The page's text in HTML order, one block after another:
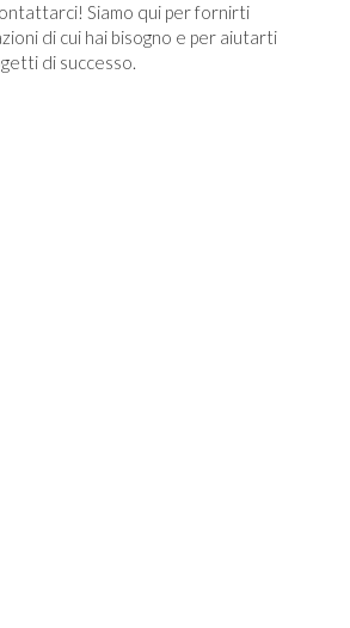
Siamo qui per fornirti
di cui hai bisogno e per aiutarti
di successo.